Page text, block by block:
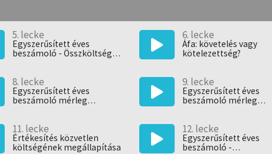
5. lecke
Egyszerűsített éves
beszámoló - Összköltség
6. lecke
Áfa: követelés vagy
kötelezettség?
8. lecke
Egyszerűsített éves
beszámoló mérleg
9. lecke
Egyszerűsített éves
beszámoló mérleg
11. lecke
Értékesítés közvetlen
költségének megállapítása
12. lecke
Egyszerűsített éves
beszámoló -